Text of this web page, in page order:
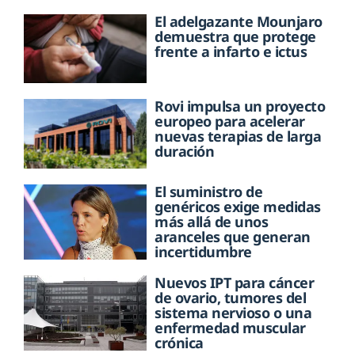
El adelgazante Mounjaro
demuestra que protege
frente a infarto e ictus
Rovi impulsa un proyecto
europeo para acelerar
nuevas terapias de larga
duración
El suministro de
genéricos exige medidas
más allá de unos
aranceles que generan
incertidumbre
Nuevos IPT para cáncer
de ovario, tumores del
sistema nervioso o una
enfermedad muscular
crónica